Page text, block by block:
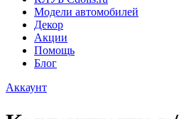
Модели автомобилей
Декор
Акции
Помощь
Блог
Аккаунт